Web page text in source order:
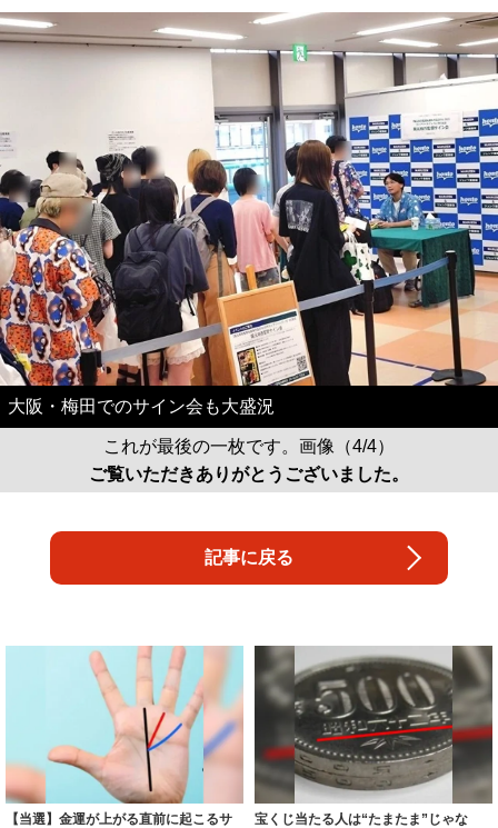
大阪・梅田でのサイン会も大盛況
これが最後の一枚です。画像（4/4）
ご覧いただきありがとうございました。
記事に戻る
【当選】金運が上がる直前に起こるサ
宝くじ当たる人は“たまたま”じゃな